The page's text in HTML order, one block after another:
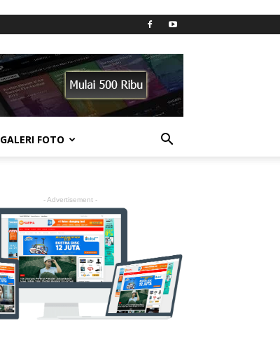
GALERI FOTO
- Advertisement -